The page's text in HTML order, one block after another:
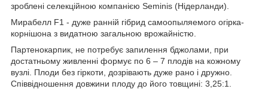
зроблені селекційною компанією Seminis (Нідерланди).
Мирабелл F1 - дуже ранній гібрид самоопыляемого огірка-
корнішона з видатною загальною врожайністю.
Партенокарпик, не потребує запилення бджолами, при
достатньому живленні формує по 6 – 7 плодів на кожному
вузлі. Плоди без гіркоти, дозрівають дуже рано і дружно.
Співвідношення довжини плоду до його товщині: 3,25:1.